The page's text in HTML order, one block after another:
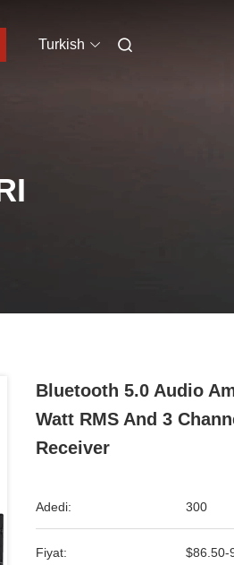
Turkish
Bluetooth 5.0 Audio
Watt RMS And 3
Receiver
Adedi: 300
Fiyat: $86.50-